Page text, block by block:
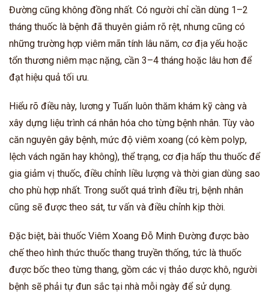
Đường cũng không đồng nhất. Có người chỉ cần dùng 1–2
tháng thuốc là bệnh đã thuyên giảm rõ rệt, nhưng cũng có
những trường hợp viêm mãn tính lâu năm, cơ địa yếu hoặc
tổn thương niêm mạc nặng, cần 3–4 tháng hoặc lâu hơn để
đạt hiệu quả tối ưu.
Hiểu rõ điều này, lương y Tuấn luôn thăm khám kỹ càng và
xây dựng liệu trình cá nhân hóa cho từng bệnh nhân. Tùy vào
căn nguyên gây bệnh, mức độ viêm xoang (có kèm polyp,
lệch vách ngăn hay không), thể trạng, cơ địa hấp thu thuốc để
gia giảm vị thuốc, điều chỉnh liều lượng và thời gian dùng sao
cho phù hợp nhất. Trong suốt quá trình điều trị, bệnh nhân
cũng sẽ được theo sát, tư vấn và điều chỉnh kịp thời.
Đặc biệt, bài thuốc Viêm Xoang Đỗ Minh Đường được bào
chế theo hình thức thuốc thang truyền thống, tức là thuốc
được bốc theo từng thang, gồm các vị thảo dược khô, người
bệnh sẽ phải tự đun sắc tại nhà mỗi ngày để sử dụng.